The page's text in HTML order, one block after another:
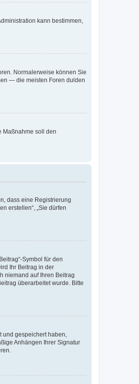
kann bestimmen,
Normalerweise können Sie
— die meisten Foren dulden
Maßnahme soll den
dass eine Registrierung
erstellen“, „Sie dürfen
Symbol für den
Ihr Beitrag in der
niemand auf Ihren Beitrag
überarbeitet wurde. Bitte
gespeichert haben,
Anhängen Ihrer Signatur